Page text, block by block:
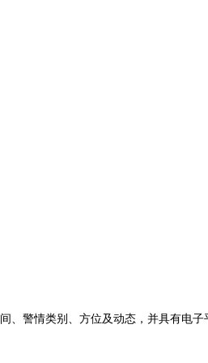
警情类别、方位及动态，并具有电